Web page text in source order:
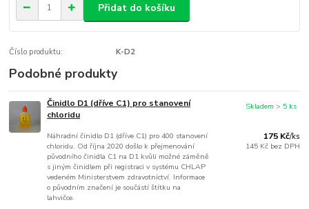
Přidat do košíku
Číslo produktu: K-D2
Podobné produkty
Činidlo D1 (dříve C1) pro stanovení
chloridu
Náhradní činidlo D1 (dříve C1) pro 400 stanovení
chloridu. Od října 2020 došlo k přejmenování
původního činidla C1 na D1 kvůli možné záměně
s jiným činidlem při registraci v systému CHLAP
vedeném Ministerstvem zdravotnictví. Informace
o původním značení je součástí štítku na
lahvičce.
175 Kč/ks
145 Kč bez DPH
Skladem > 5 ks